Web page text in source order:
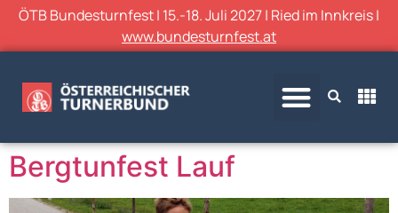
ÖTB Bundesturnfest | 15.-18. Juli 2027 | Ried im Innkreis |
www.bundesturnfest.at
Bergtunfest Lauf